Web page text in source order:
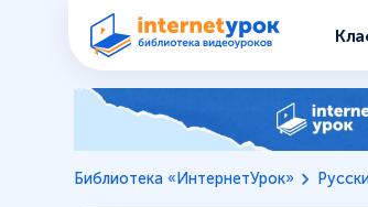
Библиотека «ИнтернетУрок»